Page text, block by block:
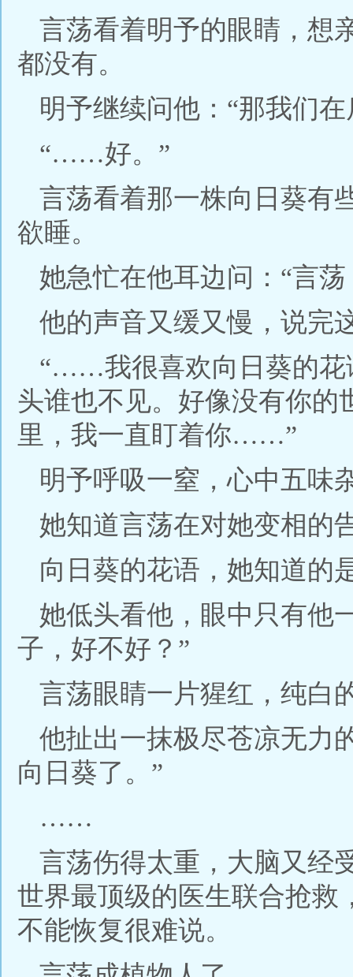
言荡看着明予的眼睛，想
都没有。
明予继续问他：“那我们
“……好。”
言荡看着那一株向日葵有
欲睡。
她急忙在他耳边问：“言
他的声音又缓又慢，说完
“……我很喜欢向日葵的花
头谁也不见。好像没有你的
里，我一直盯着你……”
明予呼吸一窒，心中五味
她知道言荡在对她变相的
向日葵的花语，她知道的
她低头看他，眼中只有他
子，好不好？”
言荡眼睛一片猩红，纯白
他扯出一抹极尽苍凉无力
向日葵了。”
……
言荡伤得太重，大脑又经
世界最顶级的医生联合抢救
不能恢复很难说。